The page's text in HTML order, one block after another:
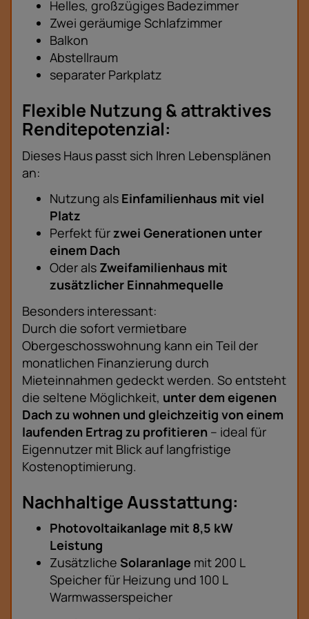
Helles, großzügiges Badezimmer
Zwei geräumige Schlafzimmer
Balkon
Abstellraum
separater Parkplatz
Flexible Nutzung & attraktives
Renditepotenzial:
Dieses Haus passt sich Ihren Lebensplänen
an:
Nutzung als Einfamilienhaus mit viel
Platz
Perfekt fürzwei Generationen unter
einem Dach
Oder als Zweifamilienhaus mit
zusätzlicher Einnahmequelle
Besonders interessant:
Durch die sofort vermietbare
Obergeschosswohnung kann ein Teil der
monatlichen Finanzierung durch
Mieteinnahmen gedeckt werden. So entsteht
die seltene Möglichkeit, unter dem eigenen
Dach zu wohnen und gleichzeitig von einem
laufenden Ertrag zu profitieren – ideal für
Eigennutzer mit Blick auf langfristige
Kostenoptimierung.
Nachhaltige Ausstattung:
Photovoltaikanlage mit 8,5 kW
Leistung
Zusätzliche Solaranlage mit 200 L
Speicher für Heizung und 100 L
Warmwasserspeicher